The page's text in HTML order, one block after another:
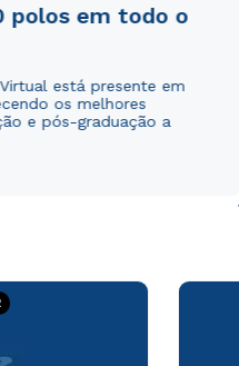
polos em todo o
está presente em
os melhores
e pós-graduação a